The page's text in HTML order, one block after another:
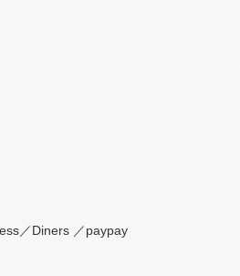
／Diners ／paypay